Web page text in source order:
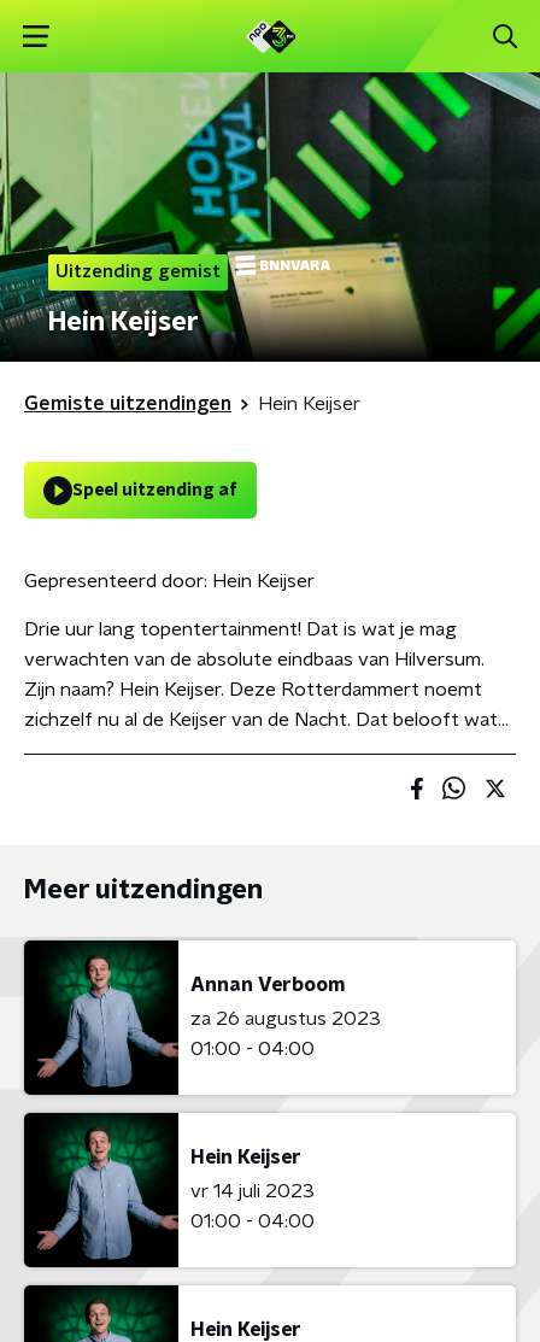
Uitzending gemist
Hein Keijser
Gemiste uitzendingen Hein Keijser
Speel uitzending af
Gepresenteerd door: Hein Keijser
Drie uur lang topentertainment! Dat is wat je mag
verwachten van de absolute eindbaas van Hilversum.
Zijn naam? Hein Keijser. Deze Rotterdammert noemt
zichzelf nu al de Keijser van de Nacht. Dat belooft wat…
Meer uitzendingen
Annan Verboom
za 26 augustus 2023
01:00 - 04:00
Hein Keijser
vr 14 juli 2023
01:00 - 04:00
Hein Keijser